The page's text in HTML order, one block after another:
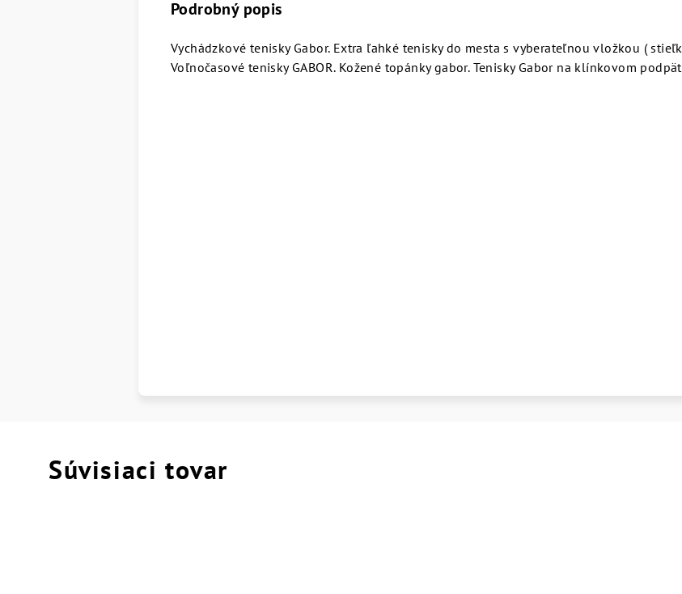
Podrobný popis
Vychádzkové tenisky Gabor. Extra ľahké tenisky do mesta s vyberateľnou vložkou (
Voľnočasové tenisky GABOR. Kožené topánky gabor. Tenisky Gabor na klínkovom
Súvisiaci tovar